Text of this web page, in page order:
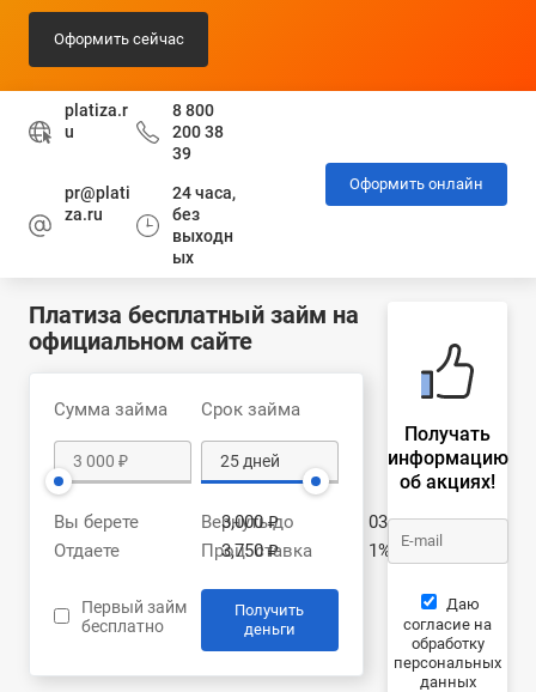
Оформить сейчас
platiza.r
u
8 800
200 38
39
pr@plati
za.ru
24 часа,
без
выходн
ых
Оформить онлайн
Платиза бесплатный займ на
официальном сайте
Сумма займа Срок займа
Вы берете
3,000 ₽
Отдаете
3,750 ₽
Вернуть до
03.09.2026
Проц. ставка
1% в день
Первый займ
бесплатно
Получить
деньги
Получать
информацию
об акциях!
Даю
согласие на
обработку
персональных
данных